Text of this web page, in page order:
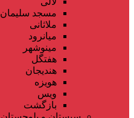
مسجد سلیمان
ملاثانی
میانرود
مینوشهر
هفتگل
هندیجان
هویزه
ویس
بازگشت